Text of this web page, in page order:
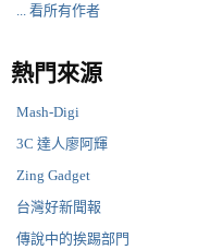
... 看所有作者
熱門來源
Mash-Digi
3C 達人廖阿輝
Zing Gadget
台灣好新聞報
傳說中的挨踢部門